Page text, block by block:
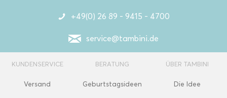
+49(0) 26 89 - 9415 - 4700
service@tambini.de
KUNDENSERVICE
Versand
BERATUNG
Geburtstagsideen
ÜBER TAMBINI
Die Idee